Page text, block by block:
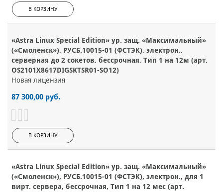
В КОРЗИНУ
«Astra Linux Special Edition» ур. защ. «Максимальный»
(«Смоленск»), РУСБ.10015-01 (ФСТЭК), электрон.,
серверная до 2 сокетов, бессрочная, Тип 1 на 12м (арт.
OS2101X8617DIGSKTSR01-SO12)
Новая лицензия
87 300,00 руб.
В КОРЗИНУ
«Astra Linux Special Edition» ур. защ. «Максимальный»
(«Смоленск»), РУСБ.10015-01 (ФСТЭК), электрон., для 1
вирт. сервера, бессрочная, Тип 1 на 12 мес (арт.